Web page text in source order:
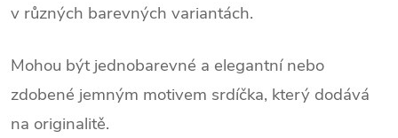
v různých barevných variantách.
Mohou být jednobarevné a elegantní nebo
zdobené jemným motivem srdíčka, který dodává
na originalitě.